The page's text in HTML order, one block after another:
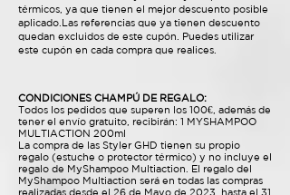
térmicos, ya que tienen el mejor descuento posible
aplicado.Las referencias que ya tienen descuento
quedan excluidos de este cupón. Puedes utilizar
este cupón en cada compra que realices.
CONDICIONES CHAMPÚ DE REGALO:
Todos los pedidos que superen los 100€, además de
tener el envío gratuito, recibirán: 1 MYSHAMPOO
MULTIACTION 200ml
La compra de las Styler GHD tienen su propio
regalo (estuche o protector térmico) y no incluye el
regalo de MyShampoo Multiaction. El regalo del
MyShampoo Multiaction será en todas las compras
realizadas desde el 26 de Mayo de 2023 hasta el 31